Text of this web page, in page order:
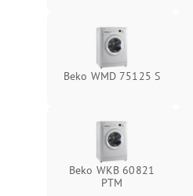
Beko WMD 75125 S
Beko WKB 60821
PTМ